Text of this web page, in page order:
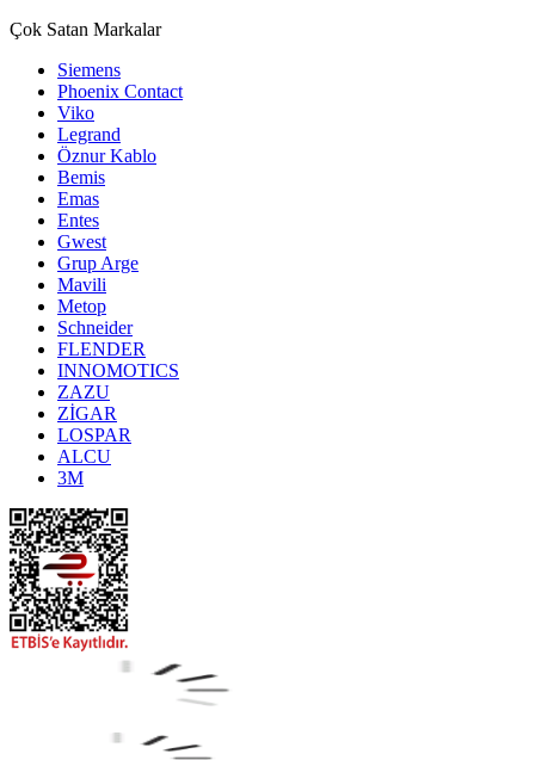
Çok Satan Markalar
Siemens
Phoenix Contact
Viko
Legrand
Öznur Kablo
Bemis
Emas
Entes
Gwest
Grup Arge
Mavili
Metop
Schneider
FLENDER
INNOMOTICS
ZAZU
ZİGAR
LOSPAR
ALCU
3M